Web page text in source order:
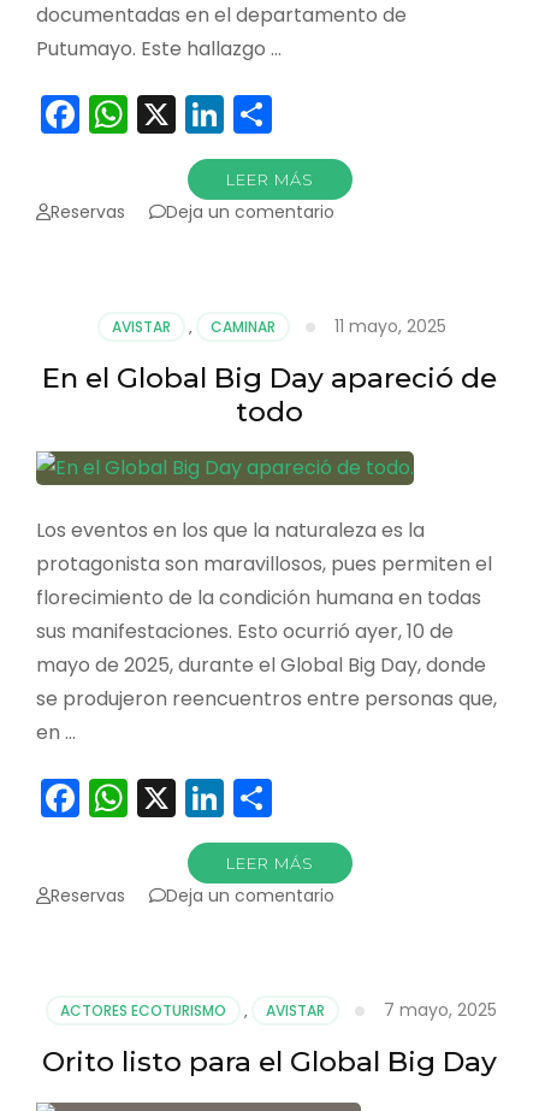
documentadas en el departamento de
Putumayo. Este hallazgo …
Facebook
WhatsApp
X LinkedIn
LEER MÁS
Reservas Deja un comentario
parte
aves
AVISTAR , CAMINAR 11 mayo, 2025
En el Global Big Day apareció de
todo
Los eventos en los que la naturaleza es la
protagonista son maravillosos, pues permiten el
florecimiento de la condición humana en todas
sus manifestaciones. Esto ocurrió ayer, 10 de
mayo de 2025, durante el Global Big Day, donde
se produjeron reencuentros entre personas que,
en …
Facebook
WhatsApp
X LinkedIn
LEER MÁS
Reservas Deja un comentario
Day
apareció
de
todo
ACTORES ECOTURISMO , AVISTAR 7 mayo, 2025
Orito listo para el Global Big Day